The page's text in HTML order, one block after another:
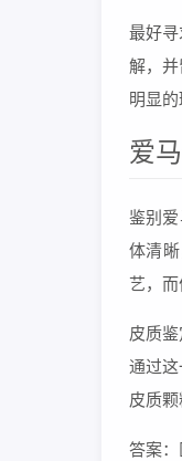
最好
解，
明显
爱
鉴别
体清
艺，而
皮质
通过
皮质
答案